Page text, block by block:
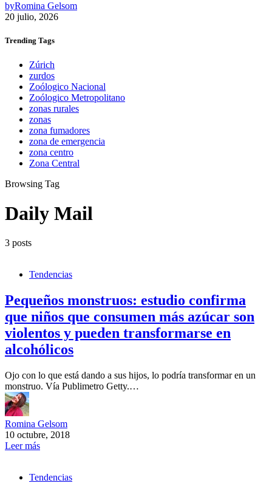
byRomina Gelsom
20 julio, 2026
Trending Tags
Zúrich
zurdos
Zoólogico Nacional
Zoólogico Metropolitano
zonas rurales
zonas
zona fumadores
zona de emergencia
zona centro
Zona Central
Browsing Tag
Daily Mail
3 posts
Tendencias
Pequeños monstruos: estudio confirma
que niños que consumen más azúcar son
violentos y pueden transformarse en
alcohólicos
Ojo con lo que está dando a sus hijos, lo podría transformar en un
monstruo. Vía Publimetro Getty.…
Romina Gelsom
10 octubre, 2018
Leer más
Tendencias